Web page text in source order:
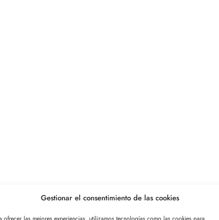
Gestionar el consentimiento de las cookies